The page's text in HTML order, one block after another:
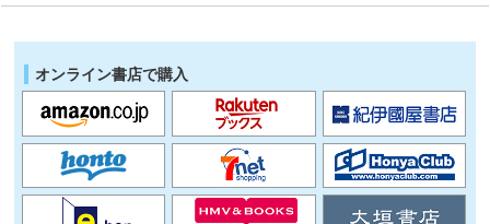
オンライン書店で購入